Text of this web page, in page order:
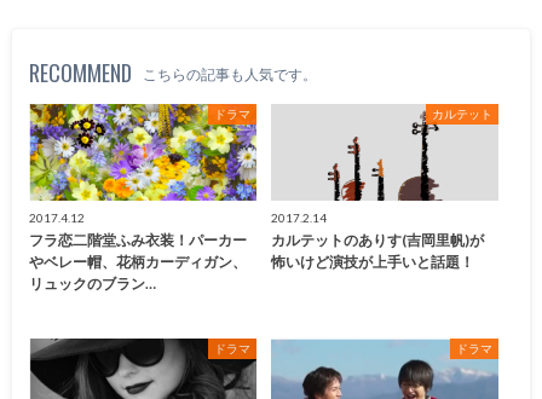
RECOMMEND こちらの記事も人気です。
ドラマ
2017.4.12
フラ恋二階堂ふみ衣装！パーカー
やベレー帽、花柄カーディガン、
リュックのブラン…
カルテット
2017.2.14
カルテットのありす(吉岡里帆)が
怖いけど演技が上手いと話題！
ドラマ ドラマ